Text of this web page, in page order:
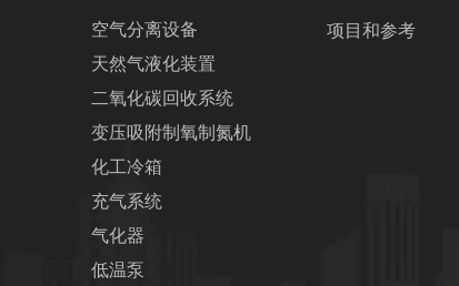
空气分离设备
天然气液化装置
二氧化碳回收系统
变压吸附制氧制氮机
化工冷箱
充气系统
气化器
低温泵
项目和参考